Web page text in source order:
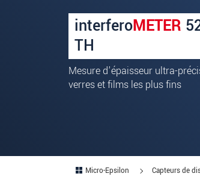
interferoMETER
TH
Mesure d'épaisseur ultra-
verres et films les plus fins
Micro-Epsilon Capteurs de
Votre demande
Prénom
Nom *
Code postal